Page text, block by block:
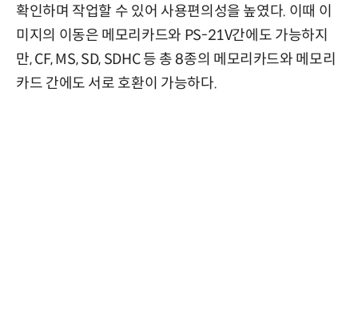
확인하며 작업할 수 있어 사용편의성을 높였다. 이때 이
미지의 이동은 메모리카드와 PS-21V간에도 가능하지
만, CF, MS, SD, SDHC 등 총 8종의 메모리카드와 메모리
카드 간에도 서로 호환이 가능하다.